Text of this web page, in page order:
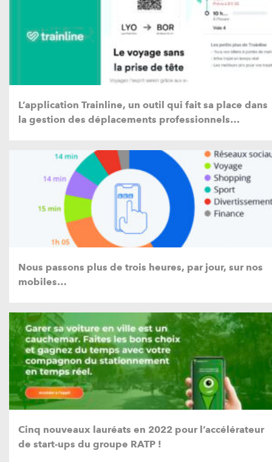
L’application Trainline, un outil qui fait sa place dans
la gestion des déplacements professionnels…
Nous passons plus de trois heures, par jour, sur nos
mobiles…
Cinq nouveaux lauréats en 2022 pour l’accélérateur
de start-ups du groupe RATP !